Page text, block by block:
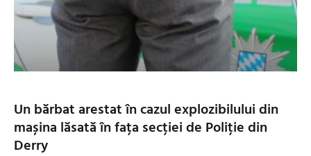
Un bărbat arestat în cazul explozibilului din
mașina lăsată în fața secției de Poliție din
Derry